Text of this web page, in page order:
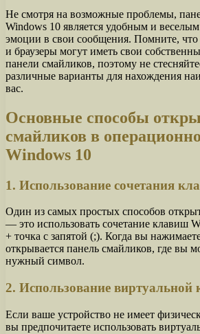
Не смотря на возможные проблемы,
Windows 10 является удобным и
эмоции в свои сообщения. Помните,
и браузеры могут иметь свои
панели смайликов, поэтому не
различные варианты для нахождения
вас.
Основные способы
смайликов в
Windows 10
1. Использование сочетания
Один из самых простых способов
— это использовать сочетание клавиш
+ точка с запятой (;). Когда вы
открывается панель смайликов, где вы
нужный символ.
2. Использование виртуальной
Если ваше устройство не имеет
вы предпочитаете использовать